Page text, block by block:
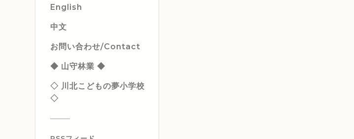
English
中文
お問い合わせ/Contact
◆ 山守林業 ◆
◇ 川北こどもの夢小学校
◇